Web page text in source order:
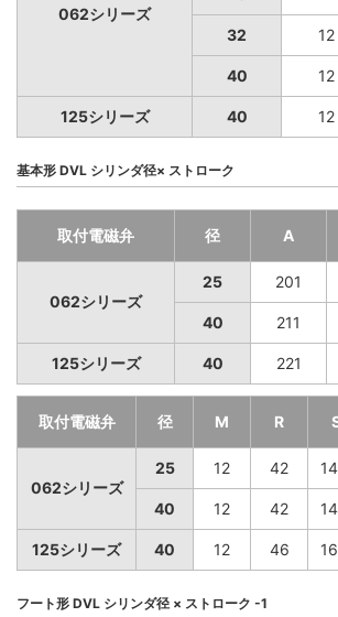
062シリーズ
32 12
40 12
125シリーズ 40 12
基本形 DVL シリンダ径× ストローク
取付電磁弁 径 A
062シリーズ
25 201
40 211
125シリーズ 40 221
取付電磁弁 径 M R
062シリーズ
25 12 42
40 12 42
125シリーズ 40 12 46
フート形 DVL シリンダ径 × ストローク -1